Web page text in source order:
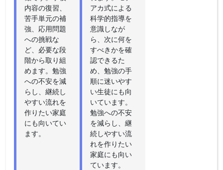
内容の復習、
苦手単元の補
強、応用問題
への挑戦な
ど、必要な段
階から取り組
めます。勉強
への不安を減
らし、継続し
やすい流れを
作りたい家庭
にも向いてい
ます。
アカ式による
科学的指導を
意識しなが
ら、次に何を
すべきかを確
認できるた
め、勉強の手
順に迷いやす
い生徒にも向
いています。
勉強への不安
を減らし、継
続しやすい流
れを作りたい
家庭にも向い
ています。